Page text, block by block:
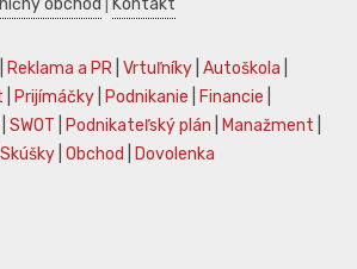
obchod Kontakt
Reklama a PR Vrtuľníky Autoškola
Prijímáčky Podnikanie Financie
SWOT Podnikateľský plán Manažment
Skúšky Obchod Dovolenka